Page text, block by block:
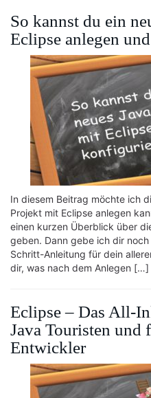
So kannst du ein
Eclipse anlegen
In diesem Beitrag möchte ich
Projekt mit Eclipse anlegen
einen kurzen Überblick über
geben. Dann gebe ich dir
Schritt-Anleitung für dein
dir, was nach dem Anlegen […]
Eclipse – Das All-
Java Touristen und
Entwickler